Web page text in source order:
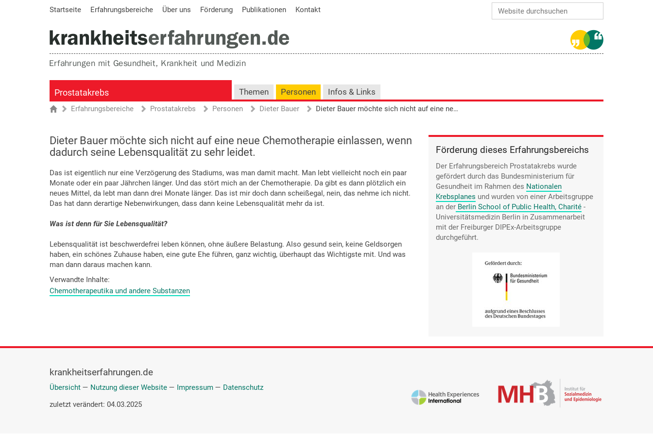
Erweiterte Suche…
Startseite Erfahrungsbereiche Über uns Förderung Publikationen Kontakt
Prostatakrebs Themen Personen Infos & Links
Sie sind hier
StartseiteErfahrungsbereiche Prostatakrebs Personen Dieter Bauer Dieter Bauer möchte sich nicht auf eine neue Chemotherapie einlassen, wenn dadurch seine Lebensqualität zu sehr leidet.
Dieter Bauer möchte sich nicht auf eine neue Chemotherapie einlassen, wenn
dadurch seine Lebensqualität zu sehr leidet.
Das ist eigentlich nur eine Verzögerung des Stadiums, was man damit macht. Man lebt vielleicht noch ein paar
Monate oder ein paar Jährchen länger. Und das stört mich an der Chemotherapie. Da gibt es dann plötzlich ein
neues Mittel, da lebt man dann drei Monate länger. Das ist mir doch dann scheißegal, nein, das nehme ich nicht.
Das hat dann derartige Nebenwirkungen, dass dann keine Lebensqualität mehr da ist.
Was ist denn für Sie Lebensqualität?
Lebensqualität ist beschwerdefrei leben können, ohne äußere Belastung. Also gesund sein, keine Geldsorgen
haben, ein schönes Zuhause haben, eine gute Ehe führen, ganz wichtig, überhaupt das Wichtigste mit. Und was
man dann daraus machen kann.
Verwandte Inhalte
Chemotherapeutika und andere Substanzen
Förderung dieses Erfahrungsbereichs
Der Erfahrungsbereich Prostatakrebs wurde
gefördert durch das Bundesministerium für
Gesundheit im Rahmen des Nationalen
Krebsplanes und wurden von einer Arbeitsgruppe
an der Berlin School of Public Health, Charité -
Universitätsmedizin Berlin in Zusammenarbeit
mit der Freiburger DIPEx-Arbeitsgruppe
durchgeführt.
krankheitserfahrungen.de
Übersicht — Nutzung dieser Website — Impressum — Datenschutz
zuletzt verändert: 04.03.2025